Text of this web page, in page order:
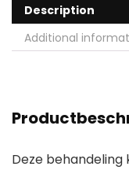
Description
Additional
Deze behandeling